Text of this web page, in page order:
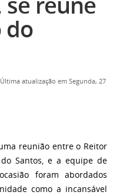
do
Última atualização em Segunda, 27
reunião entre o Reitor
Santos, e a equipe de
foram abordados
como a incansável